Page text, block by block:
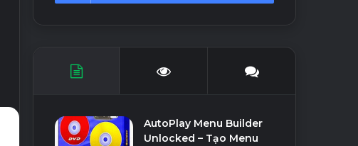
AutoPlay Menu Builder
Unlocked – Tạo Menu